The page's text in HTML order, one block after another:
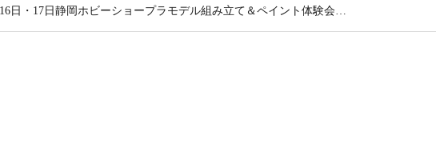
16日・17日静岡ホビーショープラモデル組み立て＆ペイント体験会…